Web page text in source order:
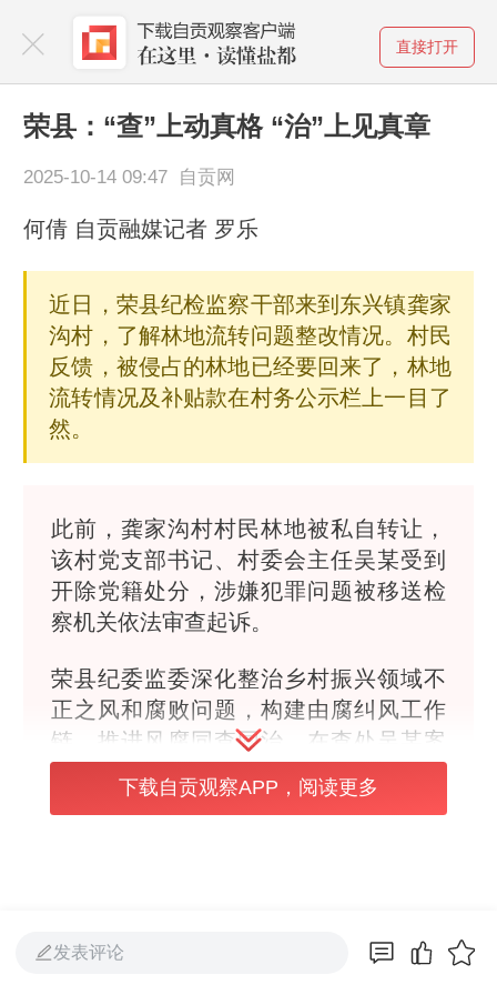
直接打开
荣县：“查”上动真格 “治”上见真章
2025-10-14 09:47 自贡网
何倩 自贡融媒记者 罗乐
近日，荣县纪检监察干部来到东兴镇龚家
沟村，了解林地流转问题整改情况。村民
反馈，被侵占的林地已经要回来了，林地
流转情况及补贴款在村务公示栏上一目了
然。
此前，龚家沟村村民林地被私自转让，
该村党支部书记、村委会主任吴某受到
开除党籍处分，涉嫌犯罪问题被移送检
察机关依法审查起诉。
荣县纪委监委深化整治乡村振兴领域不
正之风和腐败问题，构建由腐纠风工作
链，推进风腐同查同治。在查处吴某案
中，工作人员循线深挖涉案镇村党员干
部精神懈怠、作风漂浮、违规收受红包
格，又要在‘治’上见真章。”该县纪委监委
下载自贡观察APP，阅读更多
发表评论